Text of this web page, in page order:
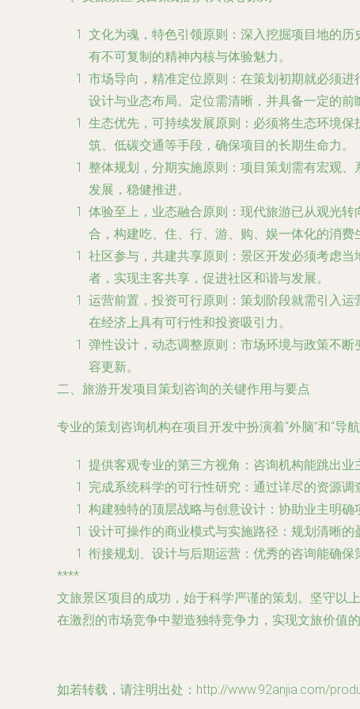
文化为魂，特色引领原则 ：深入挖掘项目地的
有不可复制的精神内核与体验魅力。
市场导向，精准定位原则 ：在策划初期就必须
设计与业态布局。定位需清晰，并具备一定的前
生态优先，可持续发展原则 ：必须将生态环境
筑、低碳交通等手段，确保项目的长期生命力。
整体规划，分期实施原则 ：项目策划需有宏观
发展，稳健推进。
体验至上，业态融合原则 ：现代旅游已从观光
合，构建吃、住、行、游、购、娱一体化的消费
社区参与，共建共享原则 ：景区开发必须考虑
者，实现主客共享，促进社区和谐与发展。
运营前置，投资可行原则 ：策划阶段就需引入
在经济上具有可行性和投资吸引力。
弹性设计，动态调整原则 ：市场环境与政策不
容更新。
二、旅游开发项目策划咨询的关键作用与要点
专业的策划咨询机构在项目开发中扮演着“外脑”和“导
提供客观专业的第三方视角 ：咨询机构能跳出
完成系统科学的可行性研究 ：通过详尽的资源
构建独特的顶层战略与创意设计 ：协助业主明
设计可操作的商业模式与实施路径 ：规划清晰
衔接规划、设计与后期运营 ：优秀的咨询能确
****
文旅景区项目的成功，始于科学严谨的策划。坚守以
在激烈的市场竞争中塑造独特竞争力，实现文旅价值
如若转载，请注明出处：http://www.92anjia.com/